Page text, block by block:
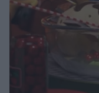
Parenting
Working Girl
Real Women
Πρόσωπα